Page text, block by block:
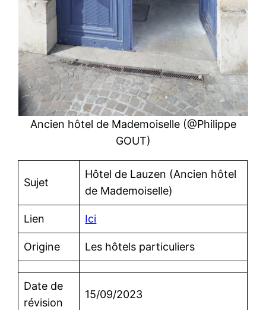
Ancien hôtel de Mademoiselle (@Philippe
GOUT)
Sujet
Hôtel de Lauzen (Ancien hôtel
de Mademoiselle)
Lien Ici
Origine Les hôtels particuliers
Date de
révision
15/09/2023